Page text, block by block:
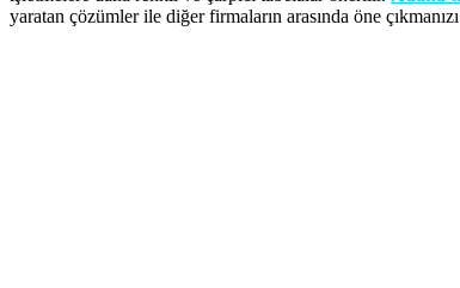
yaratan çözümler ile diğer firmaların arasında öne